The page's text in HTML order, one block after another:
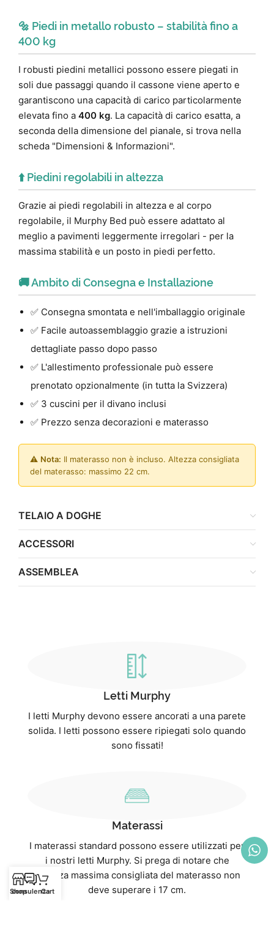
🔩 Piedi in metallo robusto – stabilità fino a
400 kg
I robusti piedini metallici possono essere piegati in
soli due passaggi quando il cassone viene aperto e
garantiscono una capacità di carico particolarmente
elevata fino a 400 kg. La capacità di carico esatta, a
seconda della dimensione del pianale, si trova nella
scheda "Dimensioni & Informazioni".
⬆️ Piedini regolabili in altezza
Grazie ai piedi regolabili in altezza e al corpo
regolabile, il Murphy Bed può essere adattato al
meglio a pavimenti leggermente irregolari - per la
massima stabilità e un posto in piedi perfetto.
🚚 Ambito di Consegna e Installazione
✅ Consegna smontata e nell'imballaggio originale
✅ Facile autoassemblaggio grazie a istruzioni
dettagliate passo dopo passo
✅ L'allestimento professionale può essere
prenotato opzionalmente (in tutta la Svizzera)
✅ 3 cuscini per il divano inclusi
✅ Prezzo senza decorazioni e materasso
⚠️ Nota: Il materasso non è incluso. Altezza consigliata
del materasso: massimo 22 cm.
TELAIO A DOGHE
ACCESSORI
ASSEMBLEA
Letti Murphy
I letti Murphy devono essere ancorati a una parete
solida. I letti possono essere ripiegati solo quando
sono fissati!
Materassi
I materassi standard possono essere utilizzati per
i nostri letti Murphy. Si prega di notare che
l'altezza massima consigliata del materasso non
deve superare i 17 cm.
Shop
consulenza
Cart